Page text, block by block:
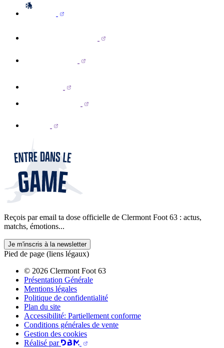
Reçois par email ta dose officielle de Clermont Foot 63 : actus,
matchs, émotions...
Je m'inscris à la newsletter
Pied de page (liens légaux)
© 2026 Clermont Foot 63
Présentation Générale
Mentions légales
Politique de confidentialité
Plan du site
Accessibilité: Partiellement conforme
Conditions générales de vente
Gestion des cookies
Réalisé par